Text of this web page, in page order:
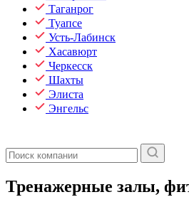
Таганрог
Туапсе
Усть-Лабинск
Хасавюрт
Черкесск
Шахты
Элиста
Энгельс
Тренажерные залы,